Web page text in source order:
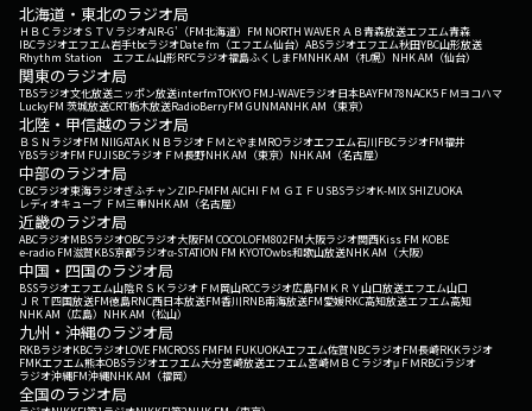
北海道・東北のラジオ局
ＨＢＣラジオＳＴＶラジオAIR-G'（FM北海道） FM NORTH WAVEＲＡＢ青森放送エフエム青森
IBCラジオエフエム岩手tbcラジオDate fm（エフエム仙台） ABSラジオエフエム秋田YBC山形放送
Rhythm Station エフエム山形RFCラジオ福島ふくしまFMNHK AM（札幌） NHK AM（仙台）
関東のラジオ局
TBSラジオ文化放送ニッポン放送interfmTOKYO FMJ-WAVEラジオ日本BAYFM78NACK5 ＦＭヨコハマ
LuckyFM 茨城放送CRT栃木放送RadioBerryFM GUNMANHK AM（東京）
北陸・甲信越のラジオ局
ＢＳＮラジオFM NIIGATAＫＮＢラジオ ＦＭとやまMROラジオエフエム石川FBCラジオFM福井
YBSラジオFM FUJISBCラジオ ＦＭ長野NHK AM（東京） NHK AM（名古屋）
中部のラジオ局
CBCラジオ東海ラジオぎふチャンZIP-FMFM AICHI ＦＭ ＧＩＦＵ SBSラジオK-MIX SHIZUOKA
レディオキューブ ＦＭ三重NHK AM（名古屋）
近畿のラジオ局
ABCラジオMBSラジオOBCラジオ大阪FM COCOLOFM802FM大阪ラジオ関西Kiss FM KOBE
e-radio FM滋賀KBS京都ラジオα-STATION FM KYOTOwbs和歌山放送NHK AM（大阪）
中国・四国のラジオ局
BSSラジオエフエム山陰ＲＳＫラジオ ＦＭ岡山RCCラジオ広島FM ＫＲＹ山口放送エフエム山口
ＪＲＴ四国放送FM徳島RNC西日本放送FM香川RNB南海放送FM愛媛RKC高知放送エフエム高知
NHK AM（広島） NHK AM（松山）
九州・沖縄のラジオ局
RKBラジオKBCラジオLOVE FMCROSS FMFM FUKUOKAエフエム佐賀NBCラジオFM長崎RKKラジオ
FMKエフエム熊本OBSラジオエフエム大分宮崎放送エフエム宮崎ＭＢＣラジオμＦＭRBCiラジオ
ラジオ沖縄FM沖縄NHK AM（福岡）
全国のラジオ局